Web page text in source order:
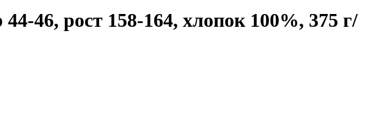
46, рост 158-164, хлопок 100%, 375 г/